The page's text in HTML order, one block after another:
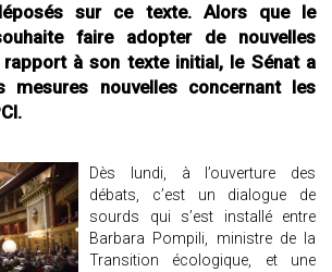
sur ce texte. Alors que le
faire adopter de nouvelles
à son texte initial, le Sénat a
mesures nouvelles concernant les
Dès lundi, à l’ouverture des
débats, c’est un dialogue de
sourds qui s’est installé entre
Barbara Pompili, ministre de la
Transition écologique, et une